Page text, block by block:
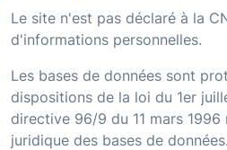
Le site n'est pas déclaré à la
d'informations personnelles.
Les bases de données sont
dispositions de la loi du 1er
directive 96/9 du 11 mars
juridique des bases de données.